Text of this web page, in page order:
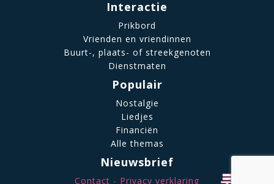
Interactie
Prikbord
Vrienden en vriendinnen
Buurt-, plaats- of streekgenoten
Dienstmaten
Populair
Nostalgie
Liedjes
Financiën
Alle themas
Nieuwsbrief
Contact Privacy verklaring